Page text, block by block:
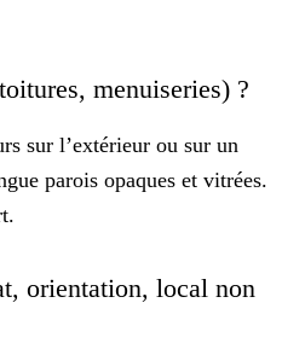
menuiseries) ?
sur l’extérieur ou sur un
parois opaques et vitrées.
orientation, local non